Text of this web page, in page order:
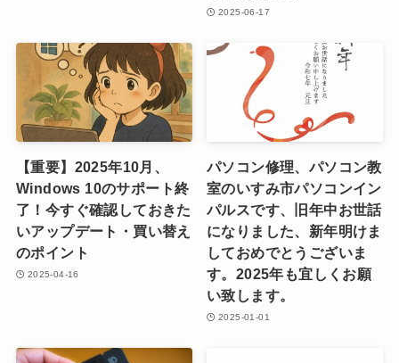
2025-06-17
【重要】2025年10月、
Windows 10のサポート終
了！今すぐ確認しておきた
いアップデート・買い替え
のポイント
2025-04-16
パソコン修理、パソコン教
室のいすみ市パソコンイン
パルスです、旧年中お世話
になりました、新年明けま
しておめでとうございま
す。2025年も宜しくお願
い致します。
2025-01-01